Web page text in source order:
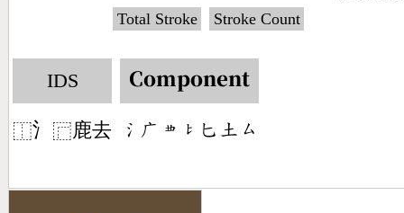
Total Stroke Stroke Count
IDS
⿰⺡ ⿸鹿去
Component
󶄔󶂉󶄍󶀘󶀗󶁢󶁗